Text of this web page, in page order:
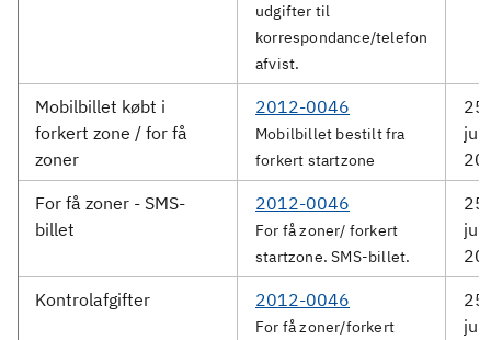
udgifter til
korrespondance/telefon
afvist.
Mobilbillet købt i
forkert zone / for få
zoner
2012-0046
Mobilbillet bestilt fra
forkert startzone
25.
juni
For få zoner - SMS-
billet
2012-0046
For få zoner/ forkert
startzone. SMS-billet.
25.
juni
Kontrolafgifter
2012-0046
For få zoner/forkert
25.
juni